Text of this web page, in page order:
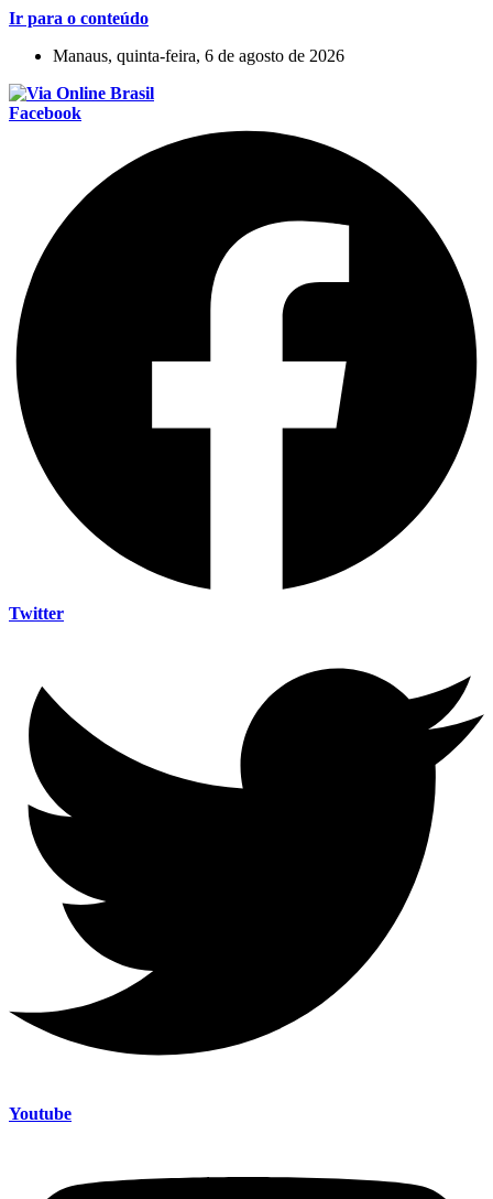
Ir para o conteúdo
Manaus, quinta-feira, 6 de agosto de 2026
Facebook
Twitter
Youtube